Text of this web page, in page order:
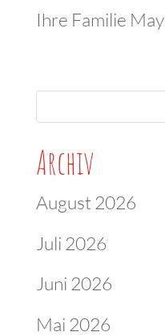
Ihre Familie May
Archiv
August 2026
Juli 2026
Juni 2026
Mai 2026